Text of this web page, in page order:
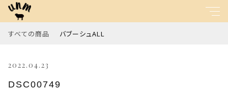
すべての商品 バブーシュALL
2022.04.23
DSC00749
親カテゴリ